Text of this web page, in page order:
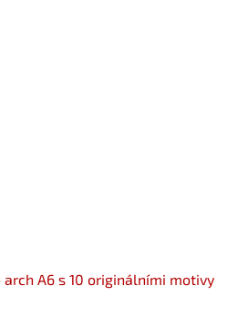
arch A6 s 10 originálními motivy